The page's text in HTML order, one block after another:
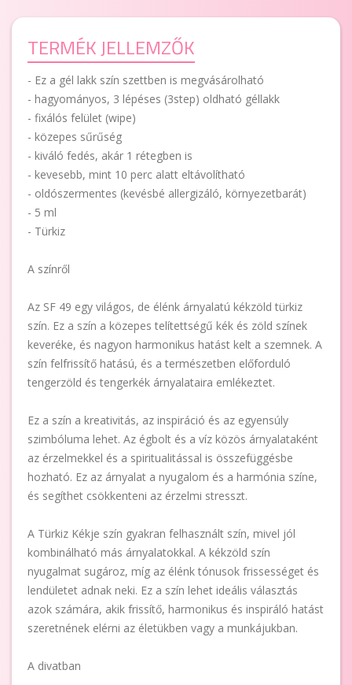
TERMÉK JELLEMZŐK
- Ez a gél lakk szín szettben is megvásárolható
- hagyományos, 3 lépéses (3step) oldható géllakk
- fixálós felület (wipe)
- közepes sűrűség
- kiváló fedés, akár 1 rétegben is
- kevesebb, mint 10 perc alatt eltávolítható
- oldószermentes (kevésbé allergizáló, környezetbarát)
- 5 ml
- Türkiz
A színről
Az SF 49 egy világos, de élénk árnyalatú kékzöld türkiz
szín. Ez a szín a közepes telítettségű kék és zöld színek
keveréke, és nagyon harmonikus hatást kelt a szemnek. A
szín felfrissítő hatású, és a természetben előforduló
tengerzöld és tengerkék árnyalataira emlékeztet.
Ez a szín a kreativitás, az inspiráció és az egyensúly
szimbóluma lehet. Az égbolt és a víz közös árnyalataként
az érzelmekkel és a spiritualitással is összefüggésbe
hozható. Ez az árnyalat a nyugalom és a harmónia színe,
és segíthet csökkenteni az érzelmi stresszt.
A Türkiz Kékje szín gyakran felhasznált szín, mivel jól
kombinálható más árnyalatokkal. A kékzöld szín
nyugalmat sugároz, míg az élénk tónusok frissességet és
lendületet adnak neki. Ez a szín lehet ideális választás
azok számára, akik frissítő, harmonikus és inspiráló hatást
szeretnének elérni az életükben vagy a munkájukban.
A divatban